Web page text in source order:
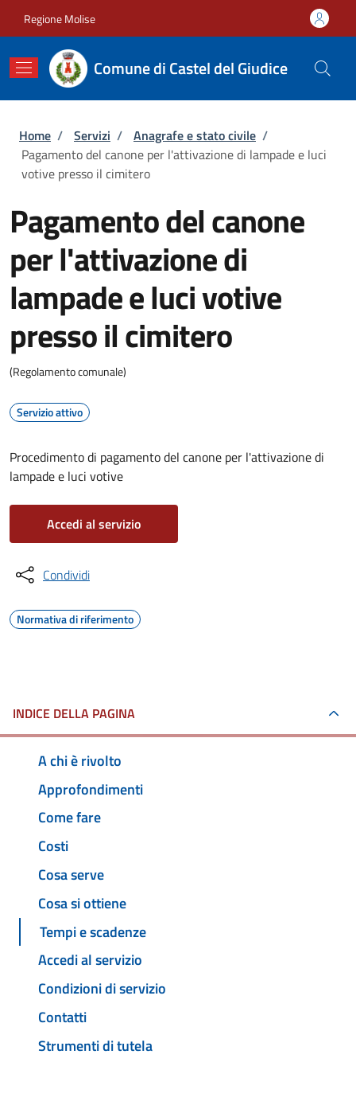
Regione Molise
Comune di Castel del Giudice
Briciole di pane
Home / Servizi / Anagrafe e stato civile /
Pagamento del canone per l'attivazione di lampade e luci
votive presso il cimitero
Pagamento del canone
per l'attivazione di
lampade e luci votive
presso il cimitero
(Regolamento comunale)
Servizio attivo
Procedimento di pagamento del canone per l'attivazione di
lampade e luci votive
Accedi al servizio
Condividi
Normativa di riferimento
INDICE DELLA PAGINA
A chi è rivolto
Approfondimenti
Come fare
Costi
Cosa serve
Cosa si ottiene
Tempi e scadenze
Accedi al servizio
Condizioni di servizio
Contatti
Strumenti di tutela